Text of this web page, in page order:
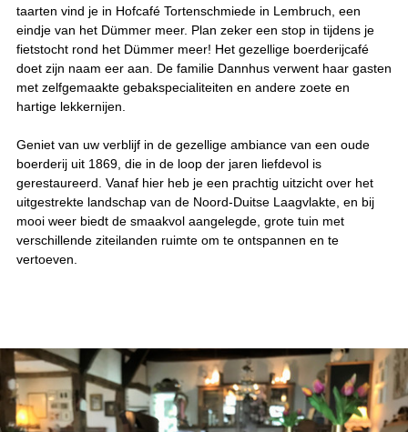
taarten vind je in Hofcafé Tortenschmiede in Lembruch, een
eindje van het Dümmer meer. Plan zeker een stop in tijdens je
fietstocht rond het Dümmer meer! Het gezellige boerderijcafé
doet zijn naam eer aan. De familie Dannhus verwent haar gasten
met zelfgemaakte gebakspecialiteiten en andere zoete en
hartige lekkernijen.
Geniet van uw verblijf in de gezellige ambiance van een oude
boerderij uit 1869, die in de loop der jaren liefdevol is
gerestaureerd. Vanaf hier heb je een prachtig uitzicht over het
uitgestrekte landschap van de Noord-Duitse Laagvlakte, en bij
mooi weer biedt de smaakvol aangelegde, grote tuin met
verschillende ziteilanden ruimte om te ontspannen en te
vertoeven.